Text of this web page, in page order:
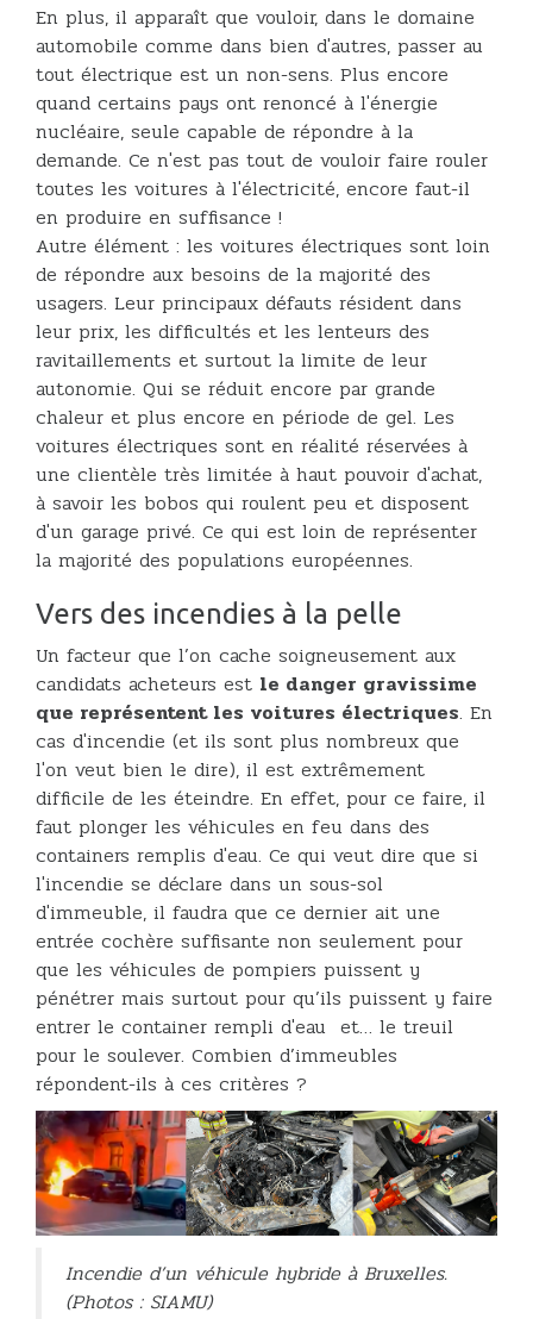
En plus, il apparaît que vouloir, dans le domaine
automobile comme dans bien d'autres, passer au
tout électrique est un non-sens. Plus encore
quand certains pays ont renoncé à l'énergie
nucléaire, seule capable de répondre à la
demande. Ce n'est pas tout de vouloir faire rouler
toutes les voitures à l'électricité, encore faut-il
en produire en suffisance !
Autre élément : les voitures électriques sont loin
de répondre aux besoins de la majorité des
usagers. Leur principaux défauts résident dans
leur prix, les difficultés et les lenteurs des
ravitaillements et surtout la limite de leur
autonomie. Qui se réduit encore par grande
chaleur et plus encore en période de gel. Les
voitures électriques sont en réalité réservées à
une clientèle très limitée à haut pouvoir d'achat,
à savoir les bobos qui roulent peu et disposent
d'un garage privé. Ce qui est loin de représenter
la majorité des populations européennes.
Vers des incendies à la pelle
Un facteur que l’on cache soigneusement aux
candidats acheteurs est le danger gravissime
que représentent les voitures électriques. En
cas d'incendie (et ils sont plus nombreux que
l'on veut bien le dire), il est extrêmement
difficile de les éteindre. En effet, pour ce faire, il
faut plonger les véhicules en feu dans des
containers remplis d'eau. Ce qui veut dire que si
l'incendie se déclare dans un sous-sol
d'immeuble, il faudra que ce dernier ait une
entrée cochère suffisante non seulement pour
que les véhicules de pompiers puissent y
pénétrer mais surtout pour qu’ils puissent y faire
entrer le container rempli d'eau et… le treuil
pour le soulever. Combien d’immeubles
répondent-ils à ces critères ?
Incendie d’un véhicule hybride à Bruxelles.
(Photos : SIAMU)